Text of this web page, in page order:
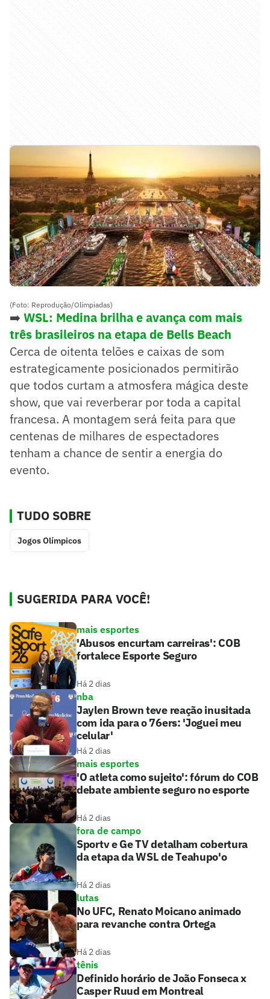
(Foto: Reprodução/Olímpiadas)
➡️ WSL: Medina brilha e avança com mais
três brasileiros na etapa de Bells Beach
Cerca de oitenta telões e caixas de som
estrategicamente posicionados permitirão
que todos curtam a atmosfera mágica deste
show, que vai reverberar por toda a capital
francesa. A montagem será feita para que
centenas de milhares de espectadores
tenham a chance de sentir a energia do
evento.
TUDO SOBRE
Jogos Olímpicos
SUGERIDA PARA VOCÊ!
mais esportes
'Abusos encurtam carreiras': COB
fortalece Esporte Seguro
Há 2 dias
nba
Jaylen Brown teve reação inusitada
com ida para o 76ers: 'Joguei meu
celular'
Há 2 dias
mais esportes
'O atleta como sujeito': fórum do COB
debate ambiente seguro no esporte
Há 2 dias
fora de campo
Sportv e Ge TV detalham cobertura
da etapa da WSL de Teahupo'o
Há 2 dias
lutas
No UFC, Renato Moicano animado
para revanche contra Ortega
Há 2 dias
tênis
Definido horário de João Fonseca x
Casper Ruud em Montreal